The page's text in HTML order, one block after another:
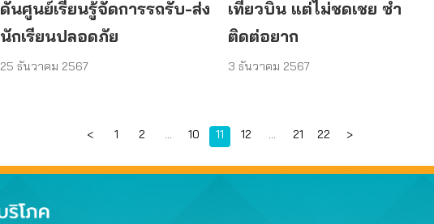
ดันศูนย์เรียนรู้จัดการรถรับ-ส่ง
นักเรียนปลอดภัย
25 ธันวาคม 2567
เที่ยวบิน แต่ไม่ชดเชย ซ้ำ
ติดต่อยาก
3 ธันวาคม 2567
< Page
1 Page
2 … Page
10 Page
11 Page
12 … Page
21 Page
22 >